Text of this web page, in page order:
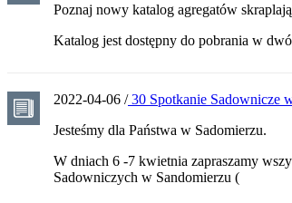
Poznaj nowy katalog agregatów
Katalog jest dostępny do pobrania w
2022-04-06 /30 Spotkanie Sadownicze
Jesteśmy dla Państwa w Sadomierzu.
W dniach 6 -7 kwietnia zapraszamy
Sadowniczych w Sandomierzu (